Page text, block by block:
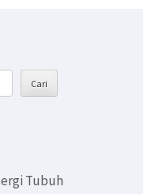
Cari
Tubuh